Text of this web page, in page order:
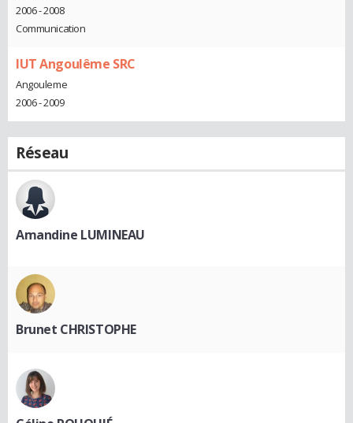
2006 - 2008
Communication
IUT Angoulême SRC
Angouleme
2006 - 2009
Réseau
Amandine LUMINEAU
Brunet CHRISTOPHE